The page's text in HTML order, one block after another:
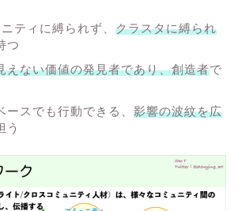
ティに縛られず、 クラスタに縛られ
つ
えない価値の発見者であり、創造者で
ースでも行動できる、 影響の波紋を広
う